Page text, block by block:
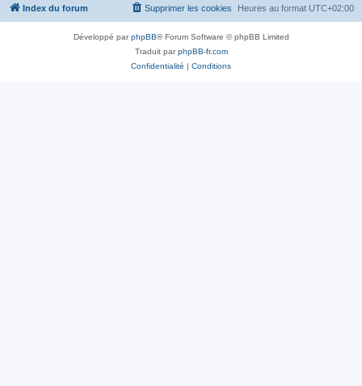
Index du forum Heures au format UTC+02:00
Supprimer les cookies
Développé parphpBB® Forum Software © phpBB Limited
Traduit parphpBB-fr.com
Confidentialité | Conditions